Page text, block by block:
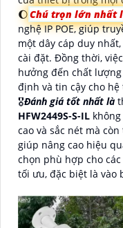
🌔Chú trọn lớn nhất
nghệ IP POE, giúp
một dây cáp duy
cài đặt. Đồng thời,
hưởng đến chất
định và tin cậy cho hệ
🎖️Đánh giá tốt nhất là
HFW2449S-S-IL
cao và sắc nét mà
giúp nâng cao hiệu
chọn phù hợp cho
tối ưu, đặc biệt là vào